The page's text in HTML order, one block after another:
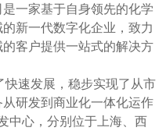
一家基于自身领先的化学
新一代数字化企业，致力
客户提供一站式的解决方
速发展，稳步实现了从市
研发到商业化一体化运作
中心，分别位于上海、西